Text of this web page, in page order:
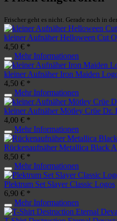
Frischer geht es nicht. Gerade noch in
kleiner Aufnäher Helloween Cut
4,50 € *
Mehr Informationen
kleiner Aufnäher Iron Maiden
4,50 € *
Mehr Informationen
kleiner Aufnäher Mötley Crüe Dr.
4,00 € *
Mehr Informationen
Rückenaufnäher Metallica Black
8,50 € *
Mehr Informationen
Plektrum Set Slayer Classic Logos
6,90 € *
Mehr Informationen